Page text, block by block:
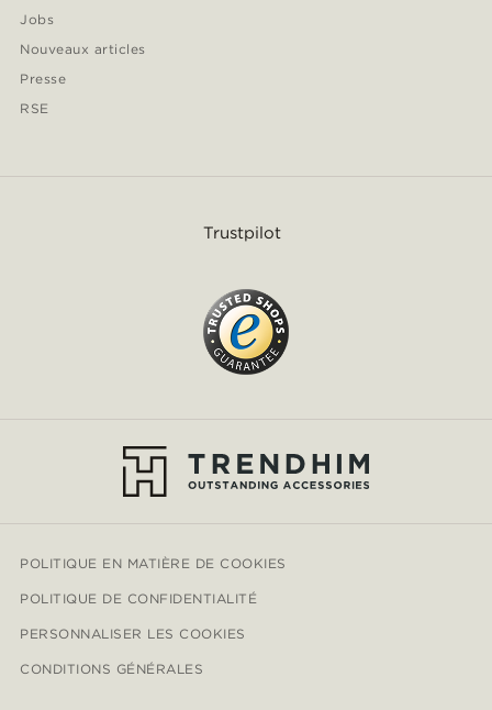
Jobs
Nouveaux articles
Presse
RSE
Trustpilot
POLITIQUE EN MATIÈRE DE COOKIES
POLITIQUE DE CONFIDENTIALITÉ
PERSONNALISER LES COOKIES
CONDITIONS GÉNÉRALES